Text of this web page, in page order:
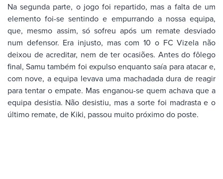
Na segunda parte, o jogo foi repartido, mas a falta de um
elemento foi-se sentindo e empurrando a nossa equipa,
que, mesmo assim, só sofreu após um remate desviado
num defensor. Era injusto, mas com 10 o FC Vizela não
deixou de acreditar, nem de ter ocasiões. Antes do fôlego
final, Samu também foi expulso enquanto saía para atacar e,
com nove, a equipa levava uma machadada dura de reagir
para tentar o empate. Mas enganou-se quem achava que a
equipa desistia. Não desistiu, mas a sorte foi madrasta e o
último remate, de Kiki, passou muito próximo do poste.